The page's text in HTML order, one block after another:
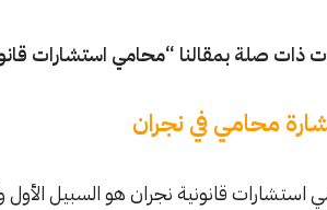
ذات صلة بمقالنا “محامي استشارات
محامي في نجران
استشارات قانونية نجران هو السبيل